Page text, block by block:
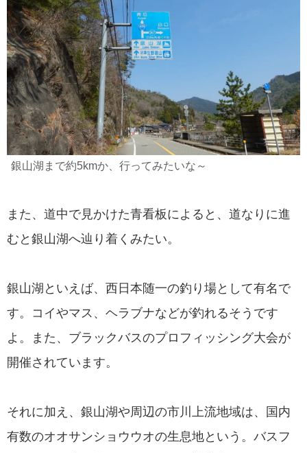
銀山湖まで約5kmか、行ってみたいな～
また、道中で見かけた青看板によると、道なりに進
むと銀山湖へ辿り着くみたい。
銀山湖といえば、西日本随一の釣り場として有名で
す。コイやマス、ヘラブナなどが釣れるそうです
よ。また、ブラックバスのプロフィッシング大会が
開催されています。
それに加え、銀山湖や周辺の市川上流地域は、国内
有数のオオサンショウウオの生息地という。バスフ